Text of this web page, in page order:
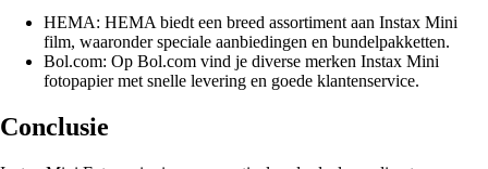
HEMA: HEMA biedt een breed assortiment aan Instax Mini
film, waaronder speciale aanbiedingen en bundelpakketten.
Bol.com: Op Bol.com vind je diverse merken Instax Mini
fotopapier met snelle levering en goede klantenservice.
Conclusie